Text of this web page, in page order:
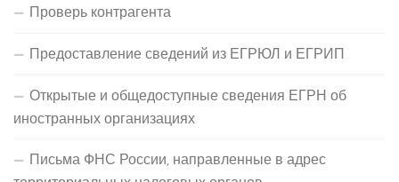
Проверь контрагента
Предоставление сведений из ЕГРЮЛ и ЕГРИП
Открытые и общедоступные сведения ЕГРН об
иностранных организациях
Письма ФНС России, направленные в адрес